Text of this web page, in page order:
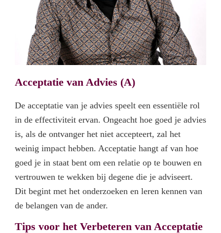
Acceptatie van Advies (A)
De acceptatie van je advies speelt een essentiële rol
in de effectiviteit ervan. Ongeacht hoe goed je advies
is, als de ontvanger het niet accepteert, zal het
weinig impact hebben. Acceptatie hangt af van hoe
goed je in staat bent om een relatie op te bouwen en
vertrouwen te wekken bij degene die je adviseert.
Dit begint met het onderzoeken en leren kennen van
de belangen van de ander.
Tips voor het Verbeteren van Acceptatie